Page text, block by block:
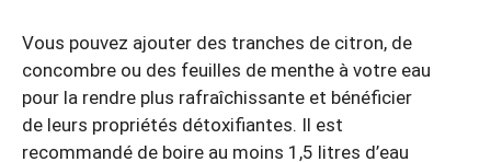
Vous pouvez ajouter des tranches de citron, de
concombre ou des feuilles de menthe à votre eau
pour la rendre plus rafraîchissante et bénéficier
de leurs propriétés détoxifiantes. Il est
recommandé de boire au moins 1,5 litres d’eau